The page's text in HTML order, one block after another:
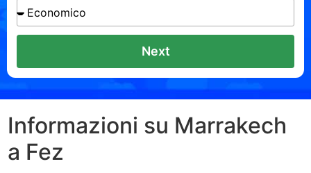
Next
Informazioni su Marrakech
a Fez